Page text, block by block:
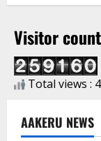
Visitor
Total views :
AAKERU NEWS